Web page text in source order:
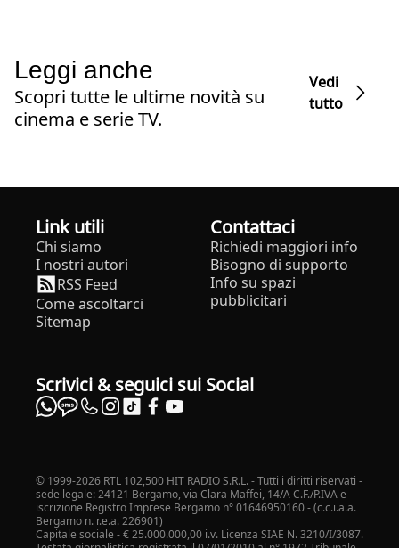
Leggi anche
Scopri tutte le ultime novità su
cinema e serie TV.
Vedi
tutto
Link utili
Chi siamo
I nostri autori
RSS Feed
Come ascoltarci
Sitemap
Contattaci
Richiedi maggiori info
Bisogno di supporto
Info su spazi
pubblicitari
Scrivici & seguici sui Social
© 1999-2026 RTL 102,500 HIT RADIO S.R.L. - Tutti i diritti riservati -
sede legale: 24121 Bergamo, via Clara Maffei, 14/A C.F./P.IVA e
iscrizione Registro Imprese Bergamo n° 01646950160 - (c.c.i.a.a.
Bergamo n. r.e.a. 226901)
Capitale sociale - € 25.000.000,00 i.v. Licenza SIAE N. 3210/I/3087.